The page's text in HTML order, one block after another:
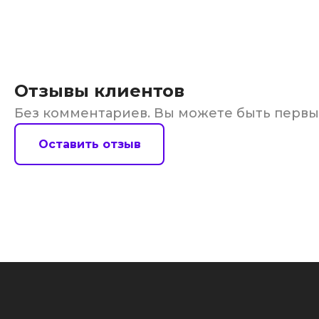
Отзывы клиентов
Без комментариев. Вы можете быть
Оставить отзыв